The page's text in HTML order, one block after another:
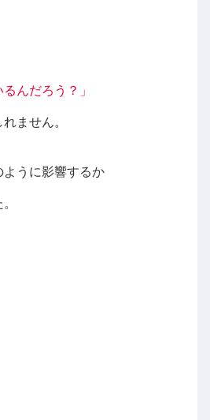
んだろう？」
ません。
うに影響するか